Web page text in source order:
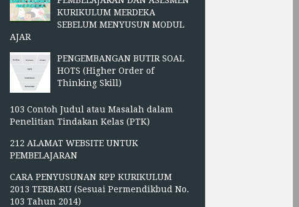
KURIKULUM MERDEKA
SEBELUM MENYUSUN MODUL
AJAR
PENGEMBANGAN BUTIR SOAL
HOTS (Higher Order of
Thinking Skill)
103 Contoh Judul atau Masalah dalam
Penelitian Tindakan Kelas (PTK)
212 ALAMAT WEBSITE UNTUK
PEMBELAJARAN
CARA PENYUSUNAN RPP KURIKULUM
2013 TERBARU (Sesuai Permendikbud No.
103 Tahun 2014)